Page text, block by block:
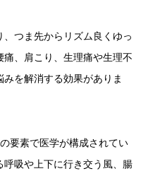
つま先からリズム良くゆっ
痛、肩こり、生理痛や生理不
を解消する効果がありま
要素で医学が構成されてい
吸や上下に行き交う風、腸